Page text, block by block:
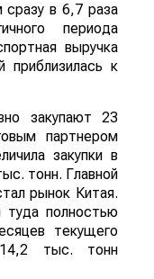
в 6,7 раза
периода
выручка
приблизилась к
закупают 23
партнером
закупки в
тонн. Главной
рынок Китая.
туда полностью
текущего
тыс. тонн